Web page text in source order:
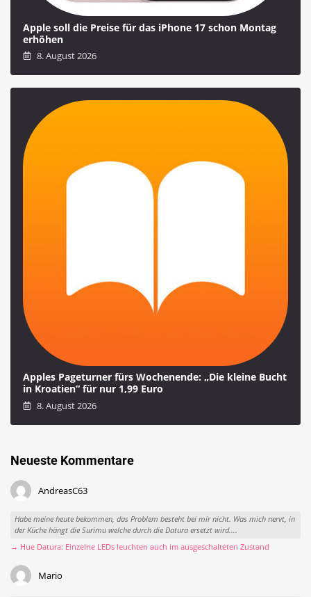
Apple soll die Preise für das iPhone 17 schon Montag
erhöhen
8. August 2026
Apples Pageturner fürs Wochenende: „Die kleine Bucht
in Kroatien“ für nur 1,99 Euro
8. August 2026
Neueste Kommentare
AndreasC63
Habe meine heute bekommen, das Problem besteht bei mir nicht. Was mich nervt, in
der Küche hängt die Surimu welche durch die Datura ersetzt wird....
→ Hue Datura: Einzelne LEDs leuchten auch im ausgeschalteten Zustand
Mario